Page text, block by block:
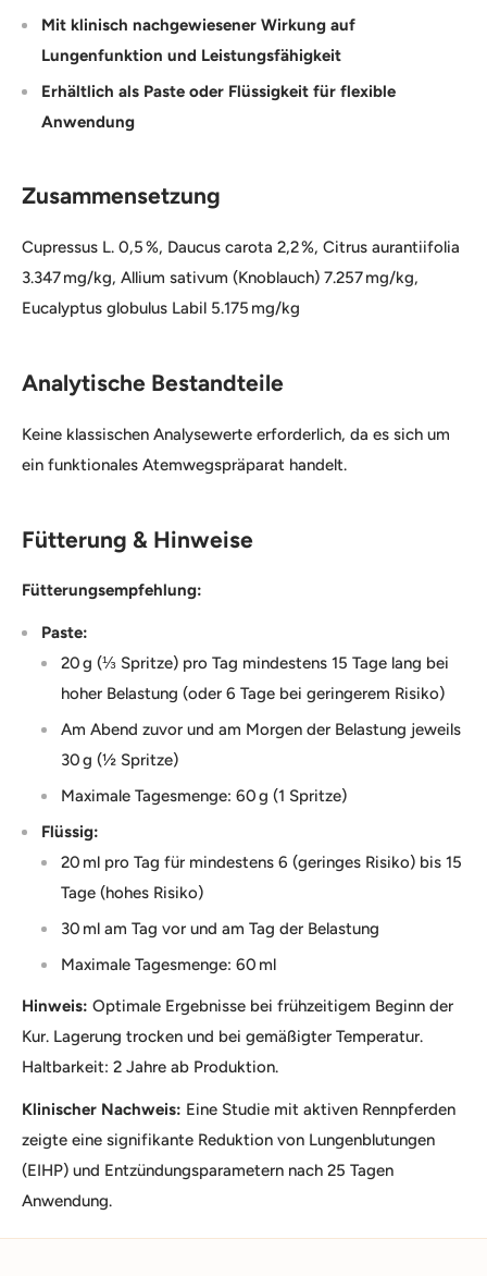
Mit klinisch nachgewiesener Wirkung auf
Lungenfunktion und Leistungsfähigkeit
Erhältlich als Paste oder Flüssigkeit für flexible
Anwendung
Zusammensetzung
Cupressus L. 0,5 %, Daucus carota 2,2 %, Citrus aurantiifolia
3.347 mg/kg, Allium sativum (Knoblauch) 7.257 mg/kg,
Eucalyptus globulus Labil 5.175 mg/kg
Analytische Bestandteile
Keine klassischen Analysewerte erforderlich, da es sich um
ein funktionales Atemwegspräparat handelt.
Fütterung & Hinweise
Fütterungsempfehlung:
Paste:
20 g (⅓ Spritze) pro Tag mindestens 15 Tage lang bei
hoher Belastung (oder 6 Tage bei geringerem Risiko)
Am Abend zuvor und am Morgen der Belastung jeweils
30 g (½ Spritze)
Maximale Tagesmenge: 60 g (1 Spritze)
Flüssig:
20 ml pro Tag für mindestens 6 (geringes Risiko) bis 15
Tage (hohes Risiko)
30 ml am Tag vor und am Tag der Belastung
Maximale Tagesmenge: 60 ml
Hinweis: Optimale Ergebnisse bei frühzeitigem Beginn der
Kur. Lagerung trocken und bei gemäßigter Temperatur.
Haltbarkeit: 2 Jahre ab Produktion.
Klinischer Nachweis: Eine Studie mit aktiven Rennpferden
zeigte eine signifikante Reduktion von Lungenblutungen
(EIHP) und Entzündungsparametern nach 25 Tagen
Anwendung.